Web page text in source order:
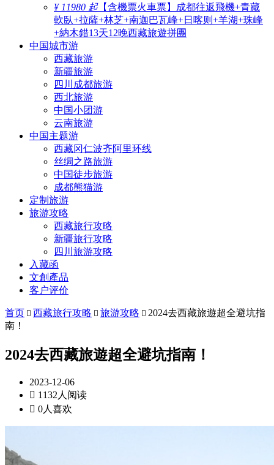
¥ 11980 起【含機票火車票】成都往返飛機+青藏
軟臥+拉薩+林芝+南迦巴瓦峰+日喀则+羊湖+珠峰
+納木錯13天12晚西藏旅遊拼團
中国城市游
西藏旅游
新疆旅游
四川成都旅游
西北旅游
中国小团游
云南旅游
中国主题游
西藏冈仁波齐阿里环线
丝绸之路旅游
中国徒步旅游
成都熊猫游
定制旅游
旅游攻略
西藏旅行攻略
新疆旅行攻略
四川旅游攻略
入藏函
文創產品
客户评价
首页  西藏旅行攻略  旅游攻略  2024去西藏旅遊超全避坑指
南！
2024去西藏旅遊超全避坑指南！
2023-12-06
 1132人阅读
 0人喜欢